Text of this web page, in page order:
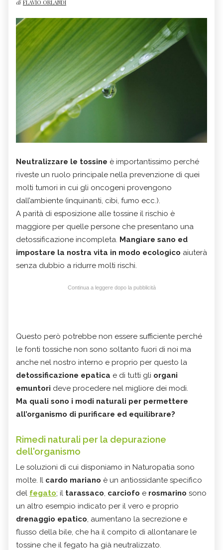
di FLAVIO ORLANDI
Neutralizzare le tossine è importantissimo perché
riveste un ruolo principale nella prevenzione di quei
molti tumori in cui gli oncogeni provengono
dall’ambiente (inquinanti, cibi, fumo ecc.).
A parità di esposizione alle tossine il rischio è
maggiore per quelle persone che presentano una
detossificazione incompleta. Mangiare sano ed
impostare la nostra vita in modo ecologico aiuterà
senza dubbio a ridurre molti rischi.
Continua a leggere dopo la pubblicità
Questo però potrebbe non essere sufficiente perché
le fonti tossiche non sono soltanto fuori di noi ma
anche nel nostro interno e proprio per questo la
detossificazione epatica e di tutti gli organi
emuntori deve procedere nel migliore dei modi.
Ma quali sono i modi naturali per permettere
all’organismo di purificare ed equilibrare?
Rimedi naturali per la depurazione
dell'organismo
Le soluzioni di cui disponiamo in Naturopatia sono
molte. Il cardo mariano è un antiossidante specifico
del fegato; il tarassaco, carciofo e rosmarino sono
un altro esempio indicato per il vero e proprio
drenaggio epatico, aumentano la secrezione e
flusso della bile, che ha il compito di allontanare le
tossine che il fegato ha già neutralizzato.